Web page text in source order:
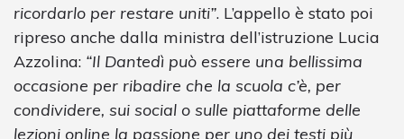
ricordarlo per restare uniti”. L’appello è stato poi
ripreso anche dalla ministra dell’istruzione Lucia
Azzolina: “Il Dantedì può essere una bellissima
occasione per ribadire che la scuola c’è, per
condividere, sui social o sulle piattaforme delle
lezioni online la passione per uno dei testi più